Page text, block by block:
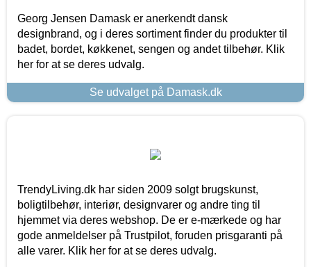
Georg Jensen Damask er anerkendt dansk
designbrand, og i deres sortiment finder du produkter til
badet, bordet, køkkenet, sengen og andet tilbehør. Klik
her for at se deres udvalg.
Se udvalget på Damask.dk
TrendyLiving.dk har siden 2009 solgt brugskunst,
boligtilbehør, interiør, designvarer og andre ting til
hjemmet via deres webshop. De er e-mærkede og har
gode anmeldelser på Trustpilot, foruden prisgaranti på
alle varer. Klik her for at se deres udvalg.